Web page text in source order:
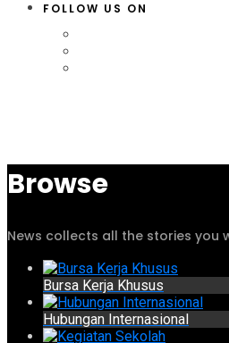
FOLLOW US ON
Browse
News collects all the stories you
Bursa Kerja Khusus
Hubungan Internasional